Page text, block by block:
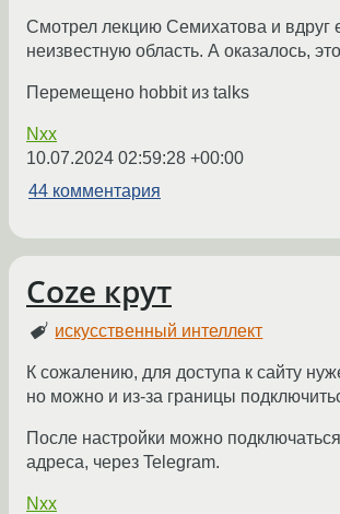
Смотрел лекцию Семихатова и вдруг
неизвестную область. А оказалось,
Перемещено hobbit из talks
Nxx
10.07.2024 02:59:28 +00:00
44 комментария
Coze крут
искусственный интеллект
К сожалению, для доступа к сайту
но можно и из-за границы
После настройки можно подключаться
адреса, через Telegram.
Nxx